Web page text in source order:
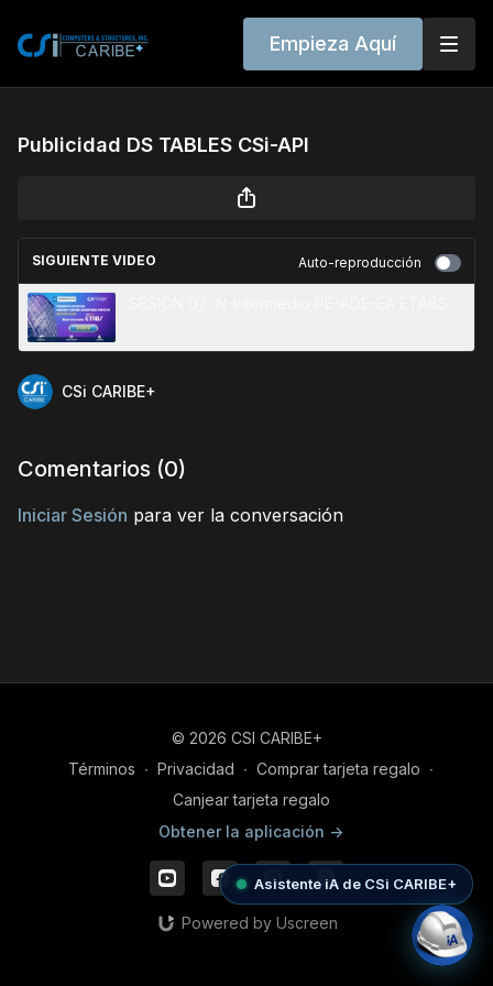
Empieza Aquí
Publicidad DS TABLES CSi-API
SIGUIENTE VIDEO Auto-reproducción
CSi CARIBE+
Comentarios (0)
Iniciar Sesión para ver la conversación
© 2026 CSI CARIBE+
Términos ∙ Privacidad ∙ Comprar tarjeta regalo ∙
Canjear tarjeta regalo
Obtener la aplicación ->
Powered by Uscreen
Asistente iA de CSi CARIBE+